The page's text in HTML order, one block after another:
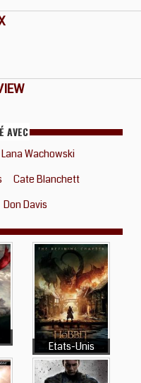
AVEC
Lana Wachowski
Cate Blanchett
Don Davis
Etats-Unis